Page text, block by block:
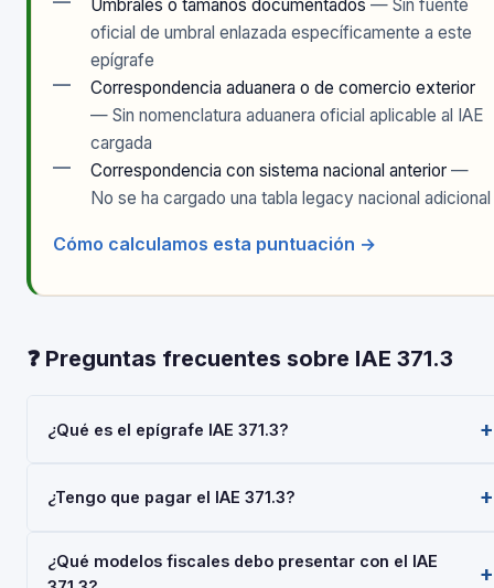
Umbrales o tamaños documentados — Sin fuente
oficial de umbral enlazada específicamente a este
epígrafe
—
Correspondencia aduanera o de comercio exterior
— Sin nomenclatura aduanera oficial aplicable al IAE
cargada
— Correspondencia con sistema nacional anterior —
No se ha cargado una tabla legacy nacional adicional
Cómo calculamos esta puntuación →
❓ Preguntas frecuentes sobre IAE 371.3
¿Qué es el epígrafe IAE 371.3?
pertenece a la Actividades Empresariales del Impuesto
Toda empresa o autónomo que realice esta actividad debe
darse de alta mediante el Modelo 036 o 037.
¿Tengo que pagar el IAE 371.3?
pago del IAE. Las sociedades con cifra de negocios inferior
¿Qué modelos fiscales debo presentar con el IAE